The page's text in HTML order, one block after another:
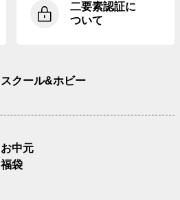
二要素認証に
ついて
スクール&ホビー
お中元
福袋